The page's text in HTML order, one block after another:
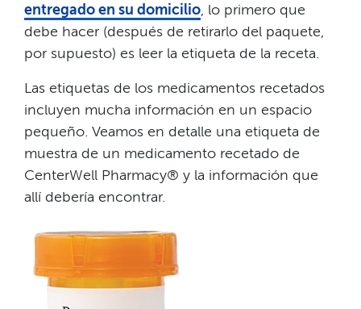
entregado en su domicilio, lo primero que
debe hacer (después de retirarlo del paquete,
por supuesto) es leer la etiqueta de la receta.​​
Las etiquetas de los medicamentos recetados
incluyen mucha información en un espacio
pequeño. Veamos en detalle una etiqueta de
muestra de un medicamento recetado de
CenterWell Pharmacy® y la información que
allí debería encontrar.​​